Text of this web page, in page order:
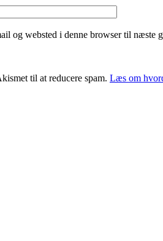
og websted i denne browser til næste
til at reducere spam. Læs om